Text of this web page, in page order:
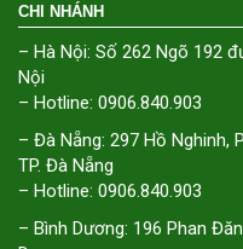
CHI NHÁNH
– Hà Nội: Số 262 Ngõ 192
Nội
– Hotline: 0906.840.903
– Đà Nẵng: 297 Hồ Nghinh,
TP. Đà Nẵng
– Hotline: 0906.840.903
– Bình Dương: 196 Phan